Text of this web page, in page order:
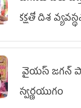
కక్షతో దిశ
వైయ‌స్ జగన్
స్వర్ణయుగం